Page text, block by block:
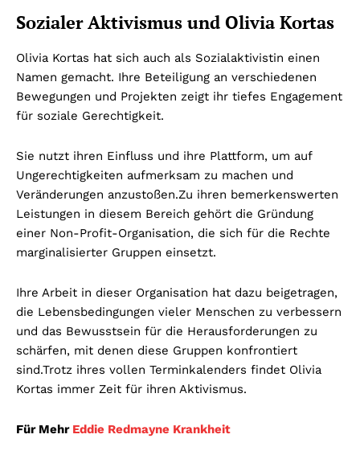
Sozialer Aktivismus und Olivia Kortas
Olivia Kortas hat sich auch als Sozialaktivistin einen
Namen gemacht. Ihre Beteiligung an verschiedenen
Bewegungen und Projekten zeigt ihr tiefes Engagement
für soziale Gerechtigkeit.
Sie nutzt ihren Einfluss und ihre Plattform, um auf
Ungerechtigkeiten aufmerksam zu machen und
Veränderungen anzustoßen.Zu ihren bemerkenswerten
Leistungen in diesem Bereich gehört die Gründung
einer Non-Profit-Organisation, die sich für die Rechte
marginalisierter Gruppen einsetzt.
Ihre Arbeit in dieser Organisation hat dazu beigetragen,
die Lebensbedingungen vieler Menschen zu verbessern
und das Bewusstsein für die Herausforderungen zu
schärfen, mit denen diese Gruppen konfrontiert
sind.Trotz ihres vollen Terminkalenders findet Olivia
Kortas immer Zeit für ihren Aktivismus.
Für Mehr Eddie Redmayne Krankheit